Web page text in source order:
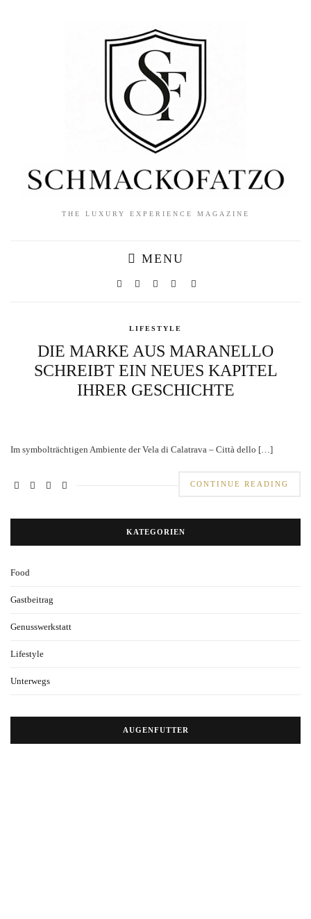
THE LUXURY EXPERIENCE MAGAZINE
MENU
LIFESTYLE
DIE MARKE AUS MARANELLO
SCHREIBT EIN NEUES KAPITEL
IHRER GESCHICHTE
Im symbolträchtigen Ambiente der Vela di Calatrava – Città dello […]
CONTINUE READING
KATEGORIEN
Food
Gastbeitrag
Genusswerkstatt
Lifestyle
Unterwegs
AUGENFUTTER